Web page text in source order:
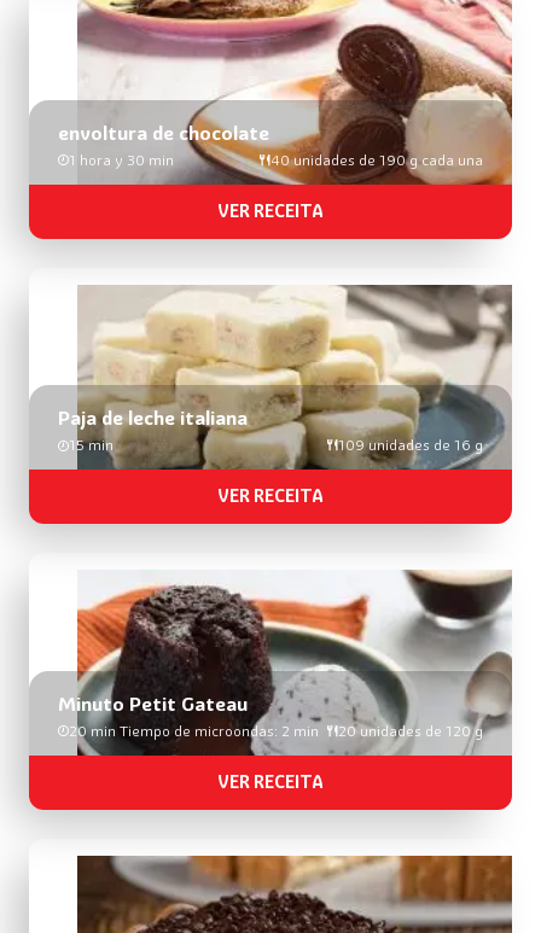
envoltura de chocolate
1 hora y 30 min 40 unidades de 190 g cada una
VER RECEITA
Paja de leche italiana
15 min 109 unidades de 16 g
VER RECEITA
Minuto Petit Gateau
20 min Tiempo de microondas: 2 min 20 unidades de 120 g
VER RECEITA